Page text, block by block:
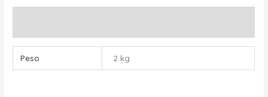
Peso 2 kg